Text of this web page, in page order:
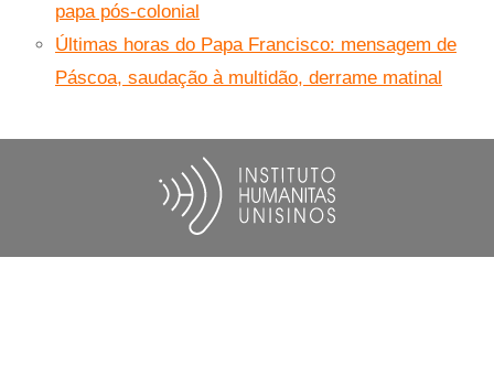
papa pós-colonial
Últimas horas do Papa Francisco: mensagem de
Páscoa, saudação à multidão, derrame matinal